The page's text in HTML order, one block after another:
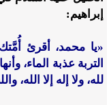
إبراهيم:
«يا محمد، أقرئ
التربة عذبة الماء،
لله، ولا إله إلا الله،